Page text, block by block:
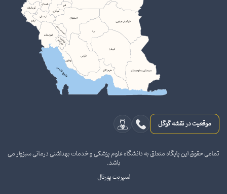
موقعیت در نقشه گوگل
تمامی حقوق این پایگاه متعلق به دانشگاه علوم پزشکی و خدمات بهداشتی درمانی سبزوار می
باشد.
اسپریت پورتال